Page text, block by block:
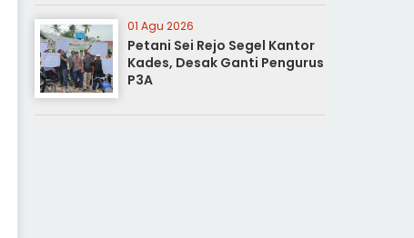
Korban
01 Agu 2026
Petani Sei Rejo Segel Kantor
Kades, Desak Ganti Pengurus
P3A